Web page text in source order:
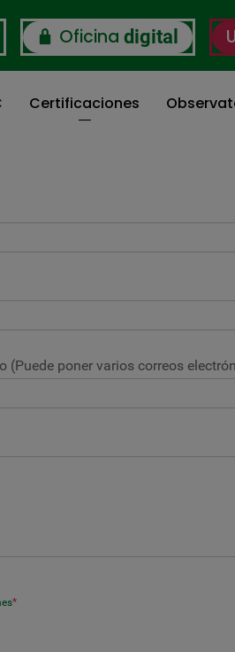
Oficina digital
Certificaciones
poner varios correos
*